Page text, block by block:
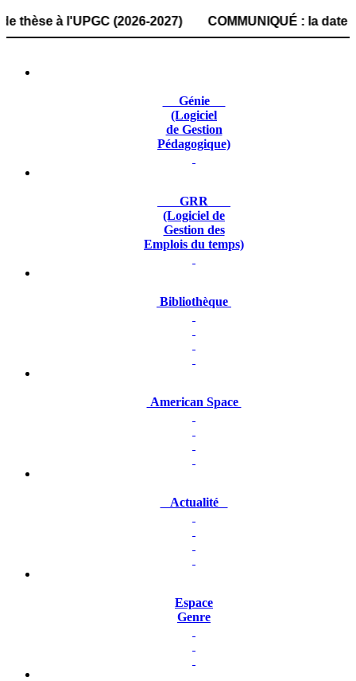
à l'UPGC (2026-2027) COMMUNIQUÉ : la date
Génie
(Logiciel
de Gestion
Pédagogique)
GRR
(Logiciel de
Gestion des
Emplois du temps)
Bibliothèque
American Space
Actualité
Espace
Genre